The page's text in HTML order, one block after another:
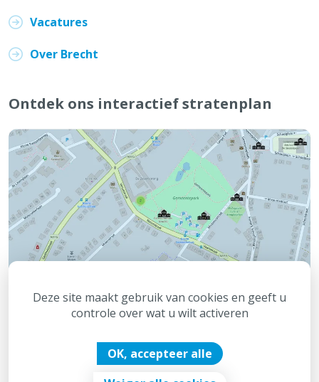
Vacatures
Over Brecht
Ontdek ons interactief stratenplan
Deze site maakt gebruik van cookies en geeft u
controle over wat u wilt activeren
OK, accepteer alle